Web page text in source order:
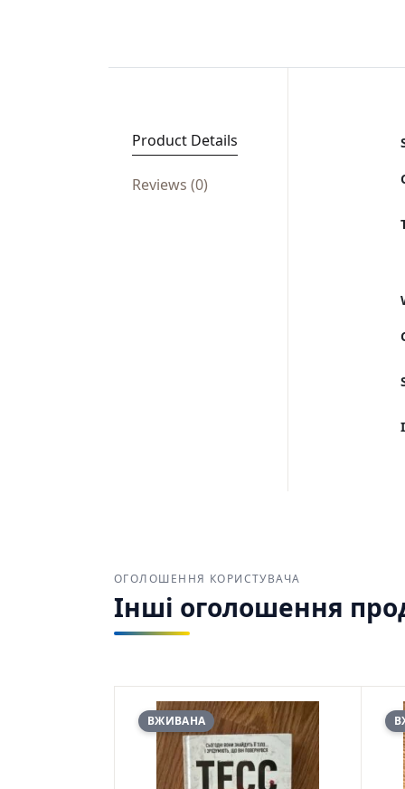
Product Details
Reviews (0)
ОГОЛОШЕННЯ КОРИСТУВАЧА
Інші оголошення
ВЖИВАНА